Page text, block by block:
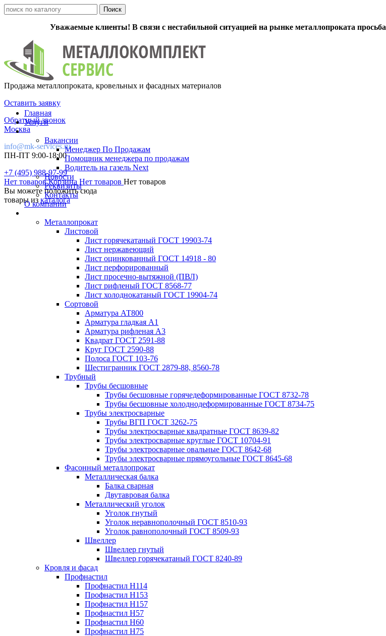
Уважаемые клиенты! В связи с нестабильной ситуацией на рынке металлопроката
Продажа металлопроката, кровельных и фасадных материалов
Оставить заявку
Обратный звонок
Москва
info@mk-services.ru
ПН-ПТ 9:00-18:00
+7 (495) 988-97-99
Нет товаровКорзина Нет товаров Нет товаров
Вы можете положить сюда
товары из каталога
Главная
Услуги
Вакансии
Менеджер По Продажам
Помощник менеджера по продажам
Водитель на газель Next
Новости
Реквизиты
Контакты
О компании
Металлопрокат
Листовой
Лист горячекатаный ГОСТ 19903-74
Лист нержавеющий
Лист оцинкованный ГОСТ 14918 - 80
Лист перфорированный
Лист просечно-вытяжной (ПВЛ)
Лист рифленый ГОСТ 8568-77
Лист холоднокатаный ГОСТ 19904-74
Сортовой
Арматура АТ800
Арматура гладкая А1
Арматура рифленая А3
Квадрат ГОСТ 2591-88
Круг ГОСТ 2590-88
Полоса ГОСТ 103-76
Шестигранник ГОСТ 2879-88, 8560-78
Трубный
Трубы бесшовные
Трубы бесшовные горячедеформированные ГОСТ 8732-78
Трубы бесшовные холоднодеформированные ГОСТ 8734-75
Трубы электросварные
Трубы ВГП ГОСТ 3262-75
Трубы электросварные квадратные ГОСТ 8639-82
Трубы электросварные круглые ГОСТ 10704-91
Трубы электросварные овальные ГОСТ 8642-68
Трубы электросварные прямоугольные ГОСТ 8645-68
Фасонный металлопрокат
Металлическая балка
Балка сварная
Двутавровая балка
Металлический уголок
Уголок гнутый
Уголок неравнополочный ГОСТ 8510-93
Уголок равнополочный ГОСТ 8509-93
Швеллер
Швеллер гнутый
Швеллер горячекатаный ГОСТ 8240-89
Кровля и фасад
Профнастил
Профнастил Н114
Профнастил Н153
Профнастил Н157
Профнастил Н57
Профнастил Н60
Профнастил Н75